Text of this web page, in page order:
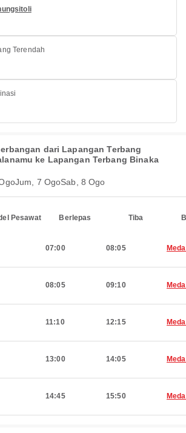
Terendah
dari Lapangan Terbang
ke Lapangan Terbang Binaka
Jum, 7 OgoSab, 8 Ogo
Pesawat Berlepas Tiba
07:00 08:05
08:05 09:10
11:10 12:15
13:00 14:05
14:45 15:50